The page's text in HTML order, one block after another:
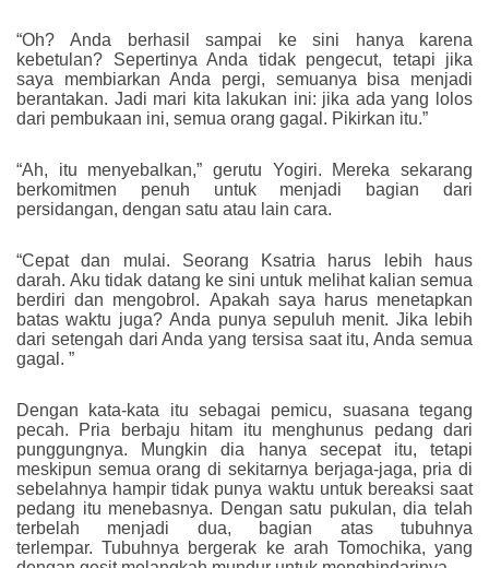
“Oh? Anda berhasil sampai ke sini hanya karena
kebetulan? Sepertinya Anda tidak pengecut, tetapi jika
saya membiarkan Anda pergi, semuanya bisa menjadi
berantakan. Jadi mari kita lakukan ini: jika ada yang lolos
dari pembukaan ini, semua orang gagal. Pikirkan itu.”
“Ah, itu menyebalkan,” gerutu Yogiri. Mereka sekarang
berkomitmen penuh untuk menjadi bagian dari
persidangan, dengan satu atau lain cara.
“Cepat dan mulai. Seorang Ksatria harus lebih haus
darah. Aku tidak datang ke sini untuk melihat kalian semua
berdiri dan mengobrol. Apakah saya harus menetapkan
batas waktu juga? Anda punya sepuluh menit. Jika lebih
dari setengah dari Anda yang tersisa saat itu, Anda semua
gagal. ”
Dengan kata-kata itu sebagai pemicu, suasana tegang
pecah. Pria berbaju hitam itu menghunus pedang dari
punggungnya. Mungkin dia hanya secepat itu, tetapi
meskipun semua orang di sekitarnya berjaga-jaga, pria di
sebelahnya hampir tidak punya waktu untuk bereaksi saat
pedang itu menebasnya. Dengan satu pukulan, dia telah
terbelah menjadi dua, bagian atas tubuhnya
terlempar. Tubuhnya bergerak ke arah Tomochika, yang